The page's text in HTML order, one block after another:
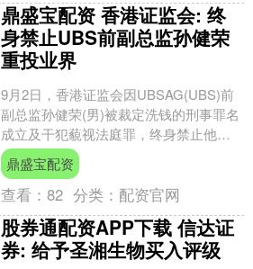
鼎盛宝配资 香港证监会: 终
身禁止UBS前副总监孙健荣
重投业界
9月2日，香港证监会因UBSAG(UBS)前
副总监孙健荣(男)被裁定洗钱的刑事罪名
成立及干犯藐视法庭罪，终身禁止他重
投业界。该案源于孙为两名在UBS持有
联名帐户....
鼎盛宝配资
查看：82 分类： 配资官网
股券通配资APP下载 信达证
券: 给予圣湘生物买入评级